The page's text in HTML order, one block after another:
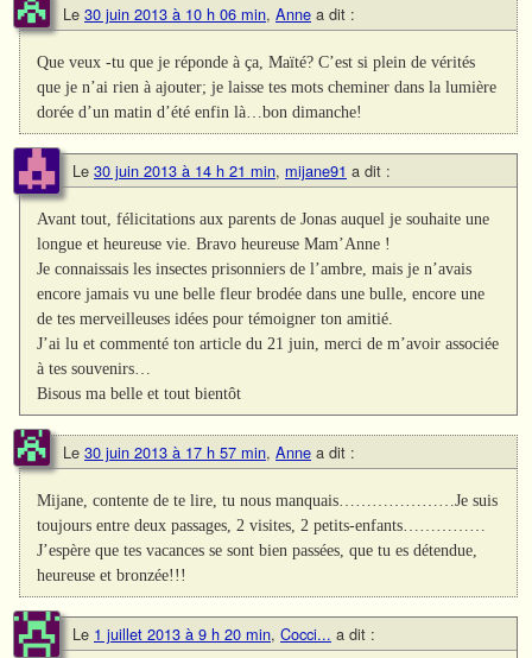
Le 30 juin 2013 à 10 h 06 min, Anne a dit :
Que veux -tu que je réponde à ça, Maïté? C’est si plein de vérités
que je n’ai rien à ajouter; je laisse tes mots cheminer dans la lumière
dorée d’un matin d’été enfin là…bon dimanche!
Le 30 juin 2013 à 14 h 21 min, mijane91 a dit :
Avant tout, félicitations aux parents de Jonas auquel je souhaite une
longue et heureuse vie. Bravo heureuse Mam’Anne !
Je connaissais les insectes prisonniers de l’ambre, mais je n’avais
encore jamais vu une belle fleur brodée dans une bulle, encore une
de tes merveilleuses idées pour témoigner ton amitié.
J’ai lu et commenté ton article du 21 juin, merci de m’avoir associée
à tes souvenirs…
Bisous ma belle et tout bientôt
Le 30 juin 2013 à 17 h 57 min, Anne a dit :
Mijane, contente de te lire, tu nous manquais…………………Je suis
toujours entre deux passages, 2 visites, 2 petits-enfants……………
J’espère que tes vacances se sont bien passées, que tu es détendue,
heureuse et bronzée!!!
Le 1 juillet 2013 à 9 h 20 min, Cocci... a dit :